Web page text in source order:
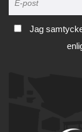
Jag